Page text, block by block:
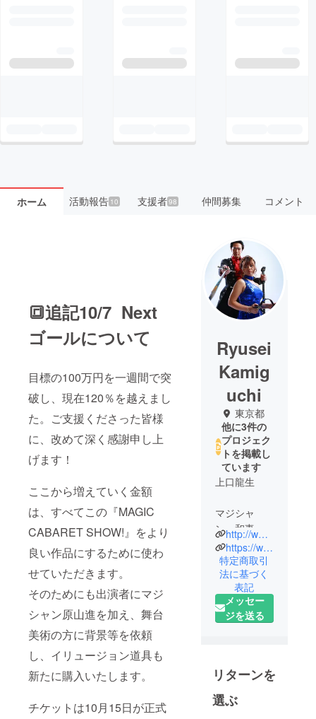
ホーム 活動報告10 支援者98 仲間募集 コメント
🔳追記10/7 Next
ゴールについて
目標の100万円を一週間で突
破し、現在120％を越えまし
た。ご支援くださった皆様
に、改めて深く感謝申し上
げます！
ここから増えていく金額
は、すべてこの『MAGIC
CABARET SHOW!』をより
良い作品にするために使わ
せていただきます。
そのためにも出演者にマジ
シャン原山進を加え、舞台
美術の方に背景等を依頼
し、イリュージョン道具も
新たに購入いたします。
チケットは10月15日が正式
Ryusei
Kamig
uchi
東京都
他に3件の
プロジェク
トを掲載し
ています
上口龍生
マジシャ
ン、和妻師
（公益社団
法人）日本
奇術協会正
会員、株式
会社サプラ
イズ代表取
師より『ド
ラゴンイ
リュージョ
http://www.ryuseimagic.com/
https://www.surprise-akasaka.com/
特定商取引
法に基づく
表記
メッセー
ジを送る
リターンを
選ぶ